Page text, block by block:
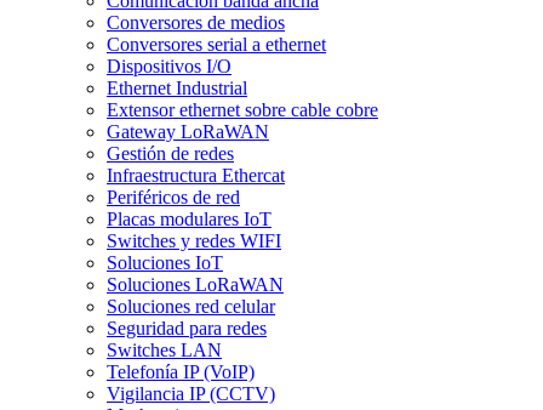
Conversores de medios
Conversores serial a ethernet
Dispositivos I/O
Ethernet Industrial
Extensor ethernet sobre cable cobre
Gateway LoRaWAN
Gestión de redes
Infraestructura Ethercat
Periféricos de red
Placas modulares IoT
Switches y redes WIFI
Soluciones IoT
Soluciones LoRaWAN
Soluciones red celular
Seguridad para redes
Switches LAN
Telefonía IP (VoIP)
Vigilancia IP (CCTV)